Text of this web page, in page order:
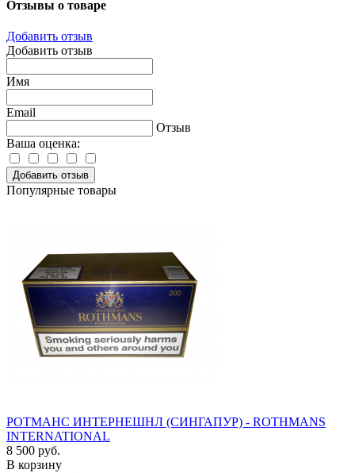
Отзывы о товаре
Добавить отзыв
Добавить отзыв
Имя
Email
Отзыв
Ваша оценка:
Добавить отзыв
Популярные товары
РОТМАНС ИНТЕРНЕШНЛ (СИНГАПУР) - ROTHMANS
INTERNATIONAL
8 500 руб.
В корзину